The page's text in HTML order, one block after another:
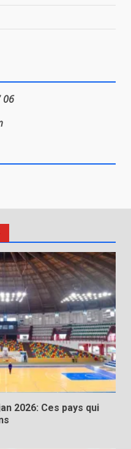
06
2026: Ces pays qui